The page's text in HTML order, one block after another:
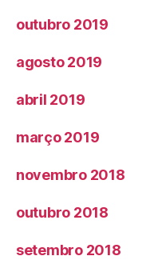
outubro 2019
agosto 2019
abril 2019
março 2019
novembro 2018
outubro 2018
setembro 2018